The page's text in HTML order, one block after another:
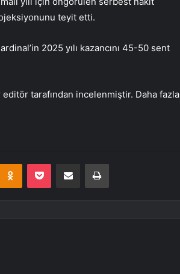
teyit etti.
2025 yılı kazancını 45-50 sent
tarafından incelenmiştir. Daha fazla
Odnoklassniki
Pocket E-Posta ile paylaş Yazdır